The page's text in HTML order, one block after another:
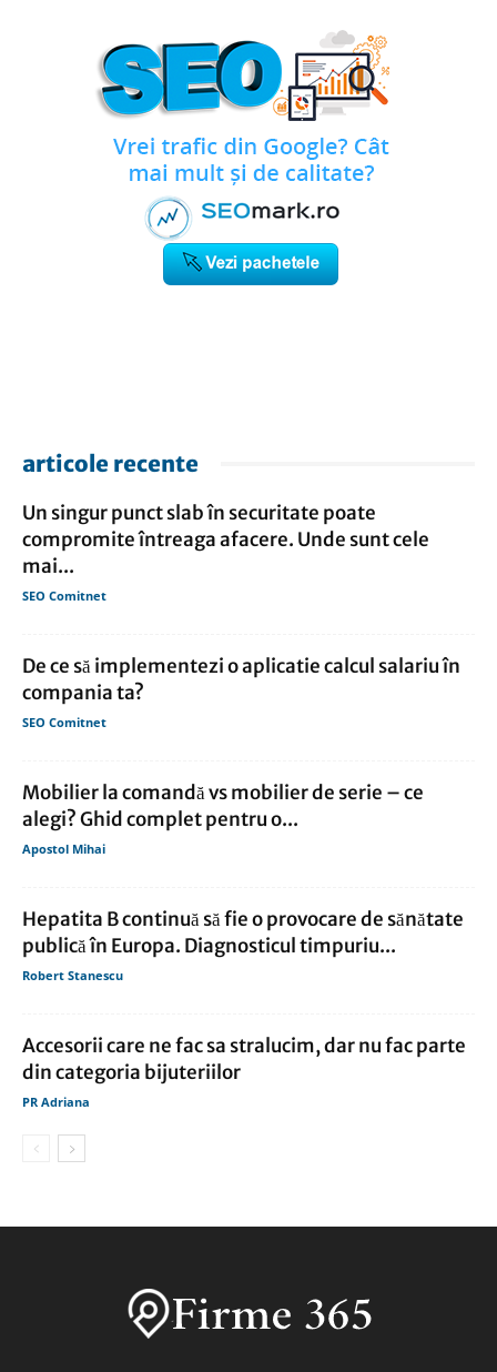
articole recente
Un singur punct slab în securitate poate
compromite întreaga afacere. Unde sunt cele
mai...
SEO Comitnet
De ce să implementezi o aplicatie calcul salariu în
compania ta?
SEO Comitnet
Mobilier la comandă vs mobilier de serie – ce
alegi? Ghid complet pentru o...
Apostol Mihai
Hepatita B continuă să fie o provocare de sănătate
publică în Europa. Diagnosticul timpuriu...
Robert Stanescu
Accesorii care ne fac sa stralucim, dar nu fac parte
din categoria bijuteriilor
PR Adriana